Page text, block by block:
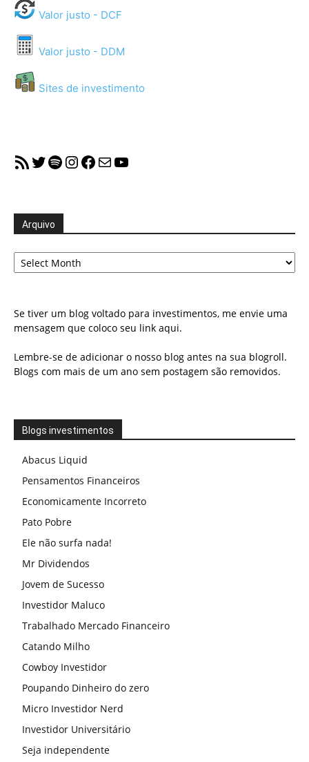
Valor justo - DCF
Valor justo - DDM
Sites de investimento
RSS FeedTwitter
Spotify
Instagram
Facebook
MailYouTube
Arquivo
Arquivo
Se tiver um blog voltado para investimentos, me envie uma
mensagem que coloco seu link aqui.
Lembre-se de adicionar o nosso blog antes na sua blogroll.
Blogs com mais de um ano sem postagem são removidos.
Blogs investimentos
Abacus Liquid
Pensamentos Financeiros
Economicamente Incorreto
Pato Pobre
Ele não surfa nada!
Mr Dividendos
Jovem de Sucesso
Investidor Maluco
Trabalhado Mercado Financeiro
Catando Milho
Cowboy Investidor
Poupando Dinheiro do zero
Micro Investidor Nerd
Investidor Universitário
Seja independente